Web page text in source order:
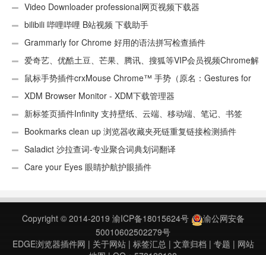
Video Downloader professional网页视频下载器
bilibili 哔哩哔哩 B站视频 下载助手
Grammarly for Chrome 好用的语法拼写检查插件
爱奇艺、优酷土豆、芒果、腾讯、搜狐等VIP会员视频Chrome解
析工具鼠标手势插件crxMouse Chrome™ 手势（原名：Gestures for
Chrome(TM)汉化版）
XDM Browser Monitor - XDM下载管理器
新标签页插件Infinity 支持壁纸、云端、移动端、笔记、书签
Bookmarks clean up 浏览器收藏夹死链重复链接检测插件
Saladict 沙拉查词-专业聚合词典划词翻译
Care your Eyes 眼睛护航护眼插件
Copyright © 2014-2019 渝ICP备18015624号
渝公网安备
50010602502279号
EDGE浏览器插件网 | 关于网站| 标签汇总 | 文章归档 | 专题 | 网站